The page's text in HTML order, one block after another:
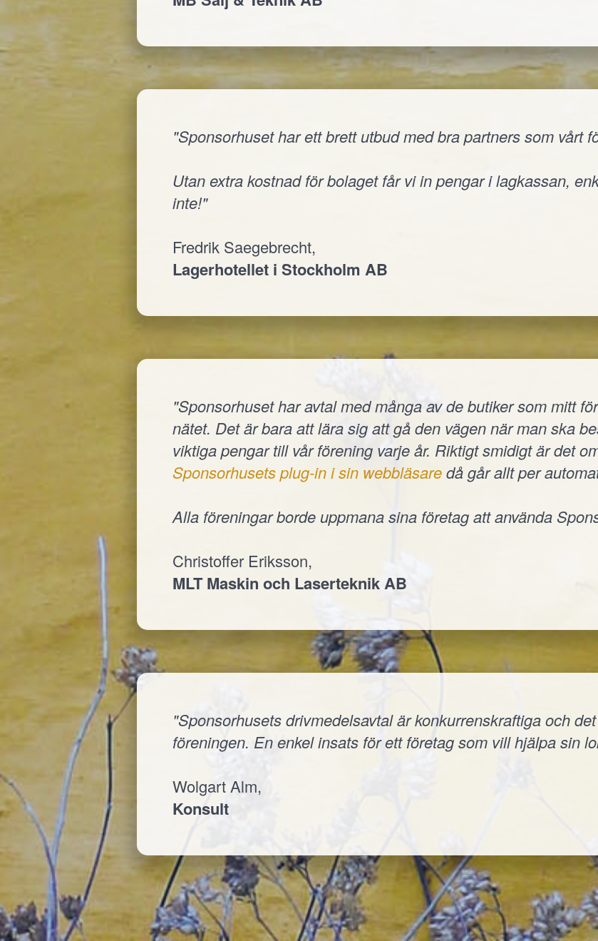
"Sponsorhuset har ett brett utbud med bra partners som vårt
Utan extra kostnad för bolaget får vi in pengar i lagkassan,
inte!"
Fredrik Saegebrecht,
Lagerhotellet i Stockholm AB
"Sponsorhuset har avtal med många av de butiker som mitt
nätet. Det är bara att lära sig att gå den vägen när man ska
viktiga pengar till vår förening varje år. Riktigt smidigt är det
Sponsorhusets plug-in i sin webbläsaredå går allt per
Alla föreningar borde uppmana sina företag att använda
Christoffer Eriksson,
MLT Maskin och Laserteknik AB
"Sponsorhusets drivmedelsavtal är konkurrenskraftiga och
föreningen. En enkel insats för ett företag som vill hjälpa sin
Wolgart Alm,
Konsult